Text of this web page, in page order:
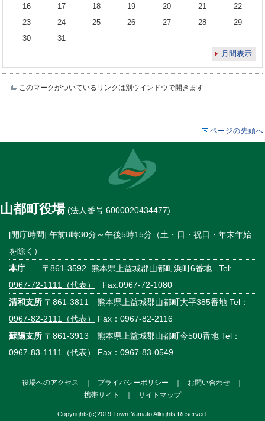
16
17 18 19 20 21
22
23
24 25 26 27 28
29
30
31
月間表示
このマークがついているリンクは別ウインドウで開きます
ページの先頭へ
山都町役場(法人番号 6000020434477)
[開庁時間] 午前8時30分～午後5時15分（土・日・祝日・年末年始
を除く）
本庁 〒861-3592 熊本県上益城郡山都町浜町6番地 Tel:
0967-72-1111（代表）
Fax:0967-72-1080
清和支所 〒861-3811 熊本県上益城郡山都町大平385番地 Tel：
0967-82-2111（代表）
Fax：0967-82-2116
蘇陽支所 〒861-3913 熊本県上益城郡山都町今500番地 Tel：
0967-83-1111（代表）
Fax：0967-83-0549
役場へのアクセス ｜ プライバシーポリシー ｜ お問い合わせ
｜
携帯サイト
｜ サイトマップ
Copyrights(c)2019 Town-Yamato Allrights Reserved.